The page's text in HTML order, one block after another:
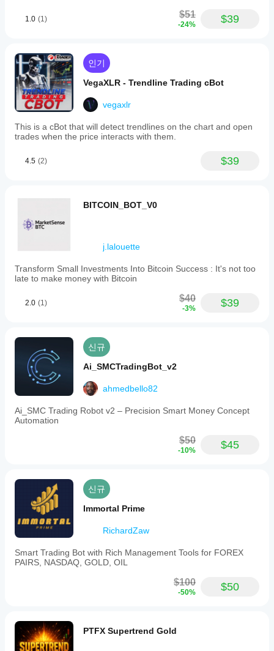
1.0 (1) $51
-24% $39
인기
VegaXLR - Trendline Trading cBot
vegaxlr
This is a cBot that will detect trendlines on the chart and open
trades when the price interacts with them.
4.5 (2) $39
BITCOIN_BOT_V0
j.lalouette
Transform Small Investments Into Bitcoin Success : It's not too
late to make money with Bitcoin
2.0 (1) $40
-3% $39
신규
Ai_SMCTradingBot_v2
ahmedbello82
Ai_SMC Trading Robot v2 – Precision Smart Money Concept
Automation
$50
-10% $45
신규
Immortal Prime
RichardZaw
Smart Trading Bot with Rich Management Tools for FOREX
PAIRS, NASDAQ, GOLD, OIL
$100
-50% $50
PTFX Supertrend Gold